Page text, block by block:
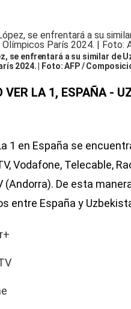
se enfrentará a su similar de
2024. | Foto: AFP /
VER LA 1, ESPAÑA -
1 en España se
Vodafone, Telecable,
(Andorra). De esta
entre España y